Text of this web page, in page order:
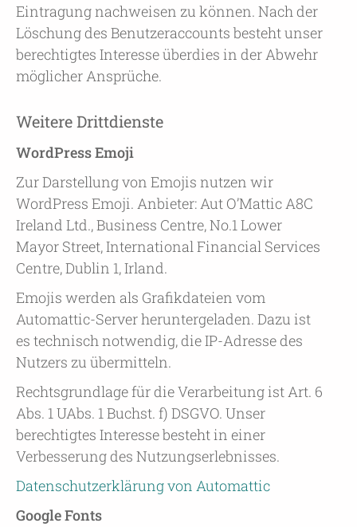
Eintragung nachweisen zu können. Nach der
Löschung des Benutzeraccounts besteht unser
berechtigtes Interesse überdies in der Abwehr
möglicher Ansprüche.
Weitere Drittdienste
WordPress Emoji
Zur Darstellung von Emojis nutzen wir
WordPress Emoji. Anbieter: Aut O’Mattic A8C
Ireland Ltd., Business Centre, No.1 Lower
Mayor Street, International Financial Services
Centre, Dublin 1, Irland.
Emojis werden als Grafikdateien vom
Automattic-Server heruntergeladen. Dazu ist
es technisch notwendig, die IP-Adresse des
Nutzers zu übermitteln.
Rechtsgrundlage für die Verarbeitung ist Art. 6
Abs. 1 UAbs. 1 Buchst. f) DSGVO. Unser
berechtigtes Interesse besteht in einer
Verbesserung des Nutzungserlebnisses.
Datenschutzerklärung von Automattic
Google Fonts